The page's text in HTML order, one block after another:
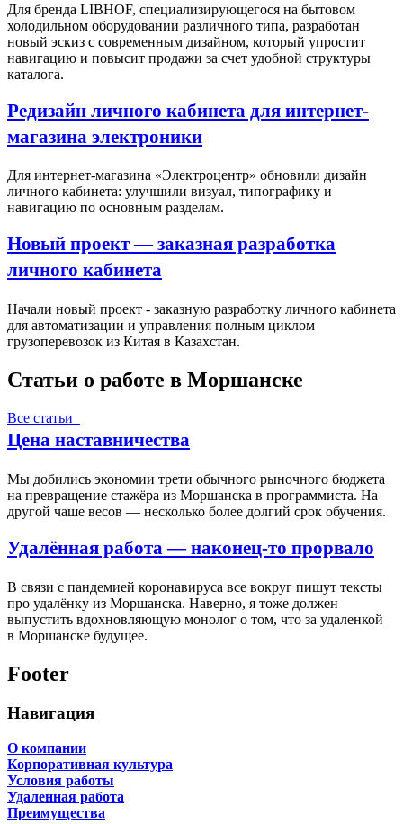
Для бренда LIBHOF, специализирующегося на бытовом
холодильном оборудовании различного типа, разработан
новый эскиз с современным дизайном, который упростит
навигацию и повысит продажи за счет удобной структуры
каталога.
Редизайн личного кабинета для интернет-
магазина электроники
Для интернет-магазина «Электроцентр» обновили дизайн
личного кабинета: улучшили визуал, типографику и
навигацию по основным разделам.
Новый проект — заказная разработка
личного кабинета
Начали новый проект - заказную разработку личного кабинета
для автоматизации и управления полным циклом
грузоперевозок из Китая в Казахстан.
Статьи о работе в Моршанске
Все статьи
Цена наставничества
Мы добились экономии трети обычного рыночного бюджета
на превращение стажёра из Моршанска в программиста. На
другой чаше весов — несколько более долгий срок обучения.
Удалённая работа — наконец-то прорвало
В связи с пандемией коронавируса все вокруг пишут тексты
про удалёнку из Моршанска. Наверно, я тоже должен
выпустить вдохновляющую монолог о том, что за удаленкой
в Моршанске будущее.
Footer
Навигация
О компании
Корпоративная культура
Условия работы
Удаленная работа
Преимущества